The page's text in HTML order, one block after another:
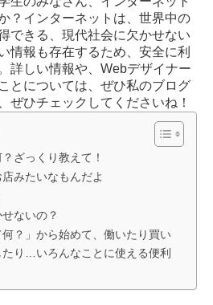
？インターネットは、世界中の
できる、現代社会に欠かせない
情報も存在するため、安全に利
詳しい情報や、Webデザイナー
とについては、ぜひ私のブログ
ぜひチェックしてくださいね！
ざっくり教えて！
みたいなもんだよ
ないの？
何？」から始めて、働いたり買い
り…いろんなことに使える便利